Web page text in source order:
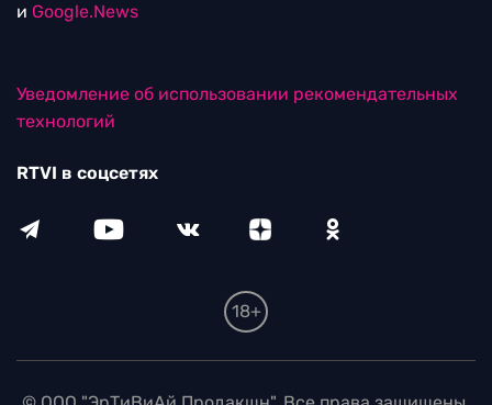
и Google.News
Уведомление об использовании рекомендательных
технологий
RTVI в соцсетях
18+